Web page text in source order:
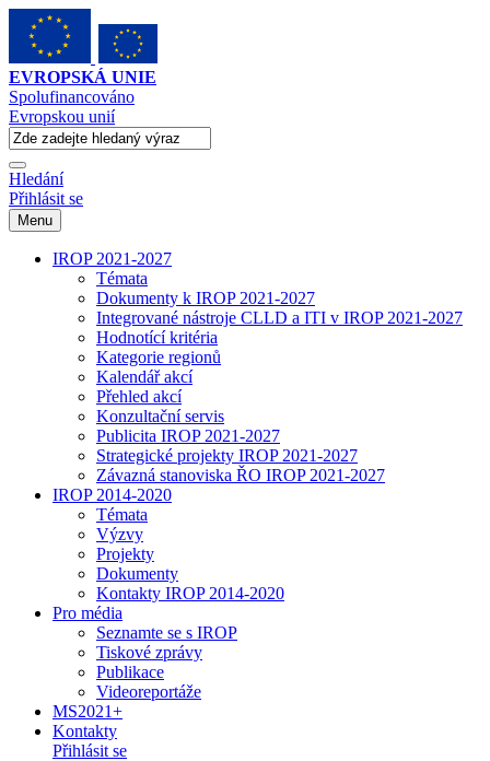
EVROPSKÁ UNIE
Spolufinancováno
Evropskou unií
Hledání
Přihlásit se
Menu
IROP 2021-2027
Témata
Dokumenty k IROP 2021-2027
Integrované nástroje CLLD a ITI v IROP 2021-2027
Hodnotící kritéria
Kategorie regionů
Kalendář akcí
Přehled akcí
Konzultační servis
Publicita IROP 2021-2027
Strategické projekty IROP 2021-2027
Závazná stanoviska ŘO IROP 2021-2027
IROP 2014-2020
Témata
Výzvy
Projekty
Dokumenty
Kontakty IROP 2014-2020
Pro média
Seznamte se s IROP
Tiskové zprávy
Publikace
Videoreportáže
MS2021+
Kontakty
Přihlásit se